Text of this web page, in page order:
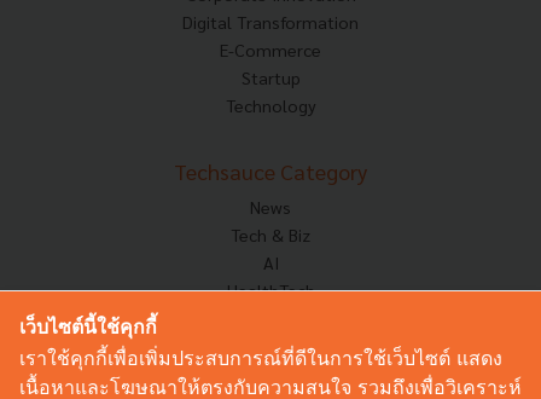
Digital Transformation
E-Commerce
Startup
Technology
Techsauce Category
News
Tech & Biz
AI
HealthTech
Corp Innov
Saucy Thoughts
เว็บไซต์นี้ใช้คุกกี้
เราใช้คุกกี้เพื่อเพิ่มประสบการณ์ที่ดีในการใช้เว็บไซต์ แสดง
เนื้อหาและโฆษณาให้ตรงกับความสนใจ รวมถึงเพื่อวิเคราะห์